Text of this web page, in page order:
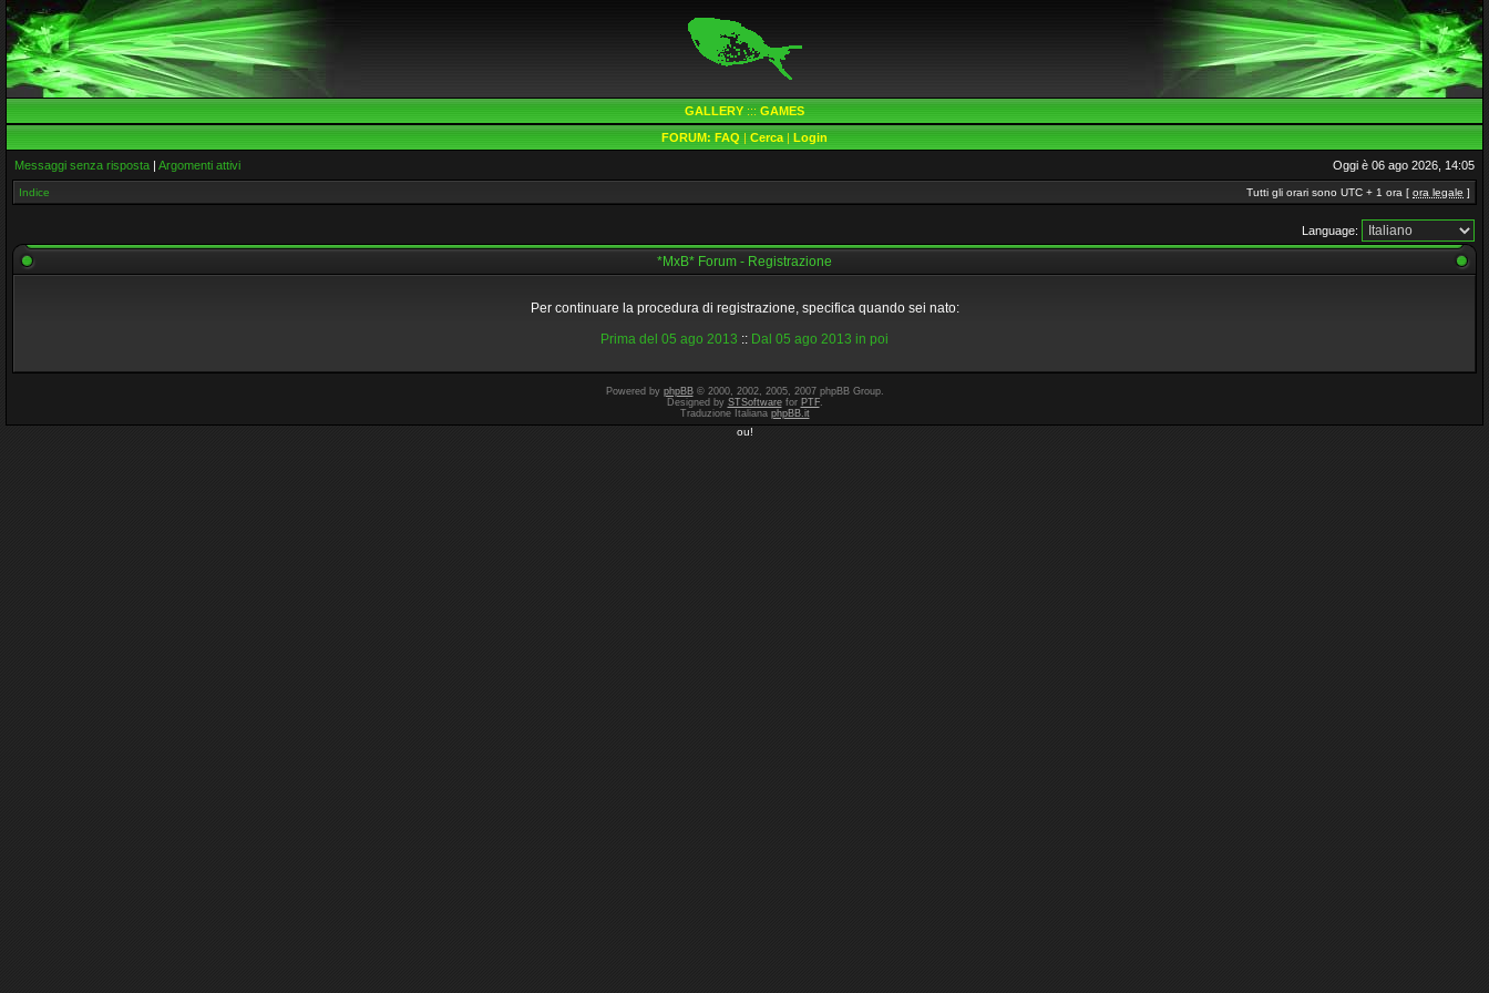
GALLERY ::: GAMES
FORUM: FAQ | Cerca | Login
Messaggi senza risposta | Argomenti attivi Oggi è 06 ago 2026, 14:05
Indice Tutti gli orari sono UTC + 1 ora [ ora legale ]
Language:
*MxB* Forum - Registrazione
Per continuare la procedura di registrazione, specifica quando sei nato:
Prima del 05 ago 2013 :: Dal 05 ago 2013 in poi
Powered by phpBB© 2000, 2002, 2005, 2007 phpBB Group.
Designed by STSoftwarefor PTF.
Traduzione Italiana phpBB.it
ou!